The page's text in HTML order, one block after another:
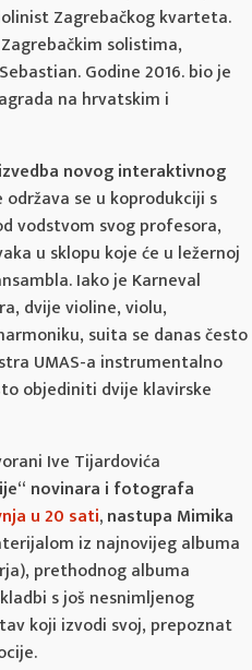
Zagrebačkog kvarteta.
solistima,
Godine 2016. bio je
na hrvatskim i
novog interaktivnog
se u koprodukciji s
vodstvom svog profesora,
u sklopu koje će u ležernoj
Iako je Karneval
dvije violine, violu,
suita se danas često
UMAS-a instrumentalno
objediniti dvije klavirske
Ive Tijardovića
novinara i fotografa
u 20 sati, nastupa Mimika
iz najnovijeg albuma
prethodnog albuma
s još nesnimljenog
koji izvodi svoj, prepoznat